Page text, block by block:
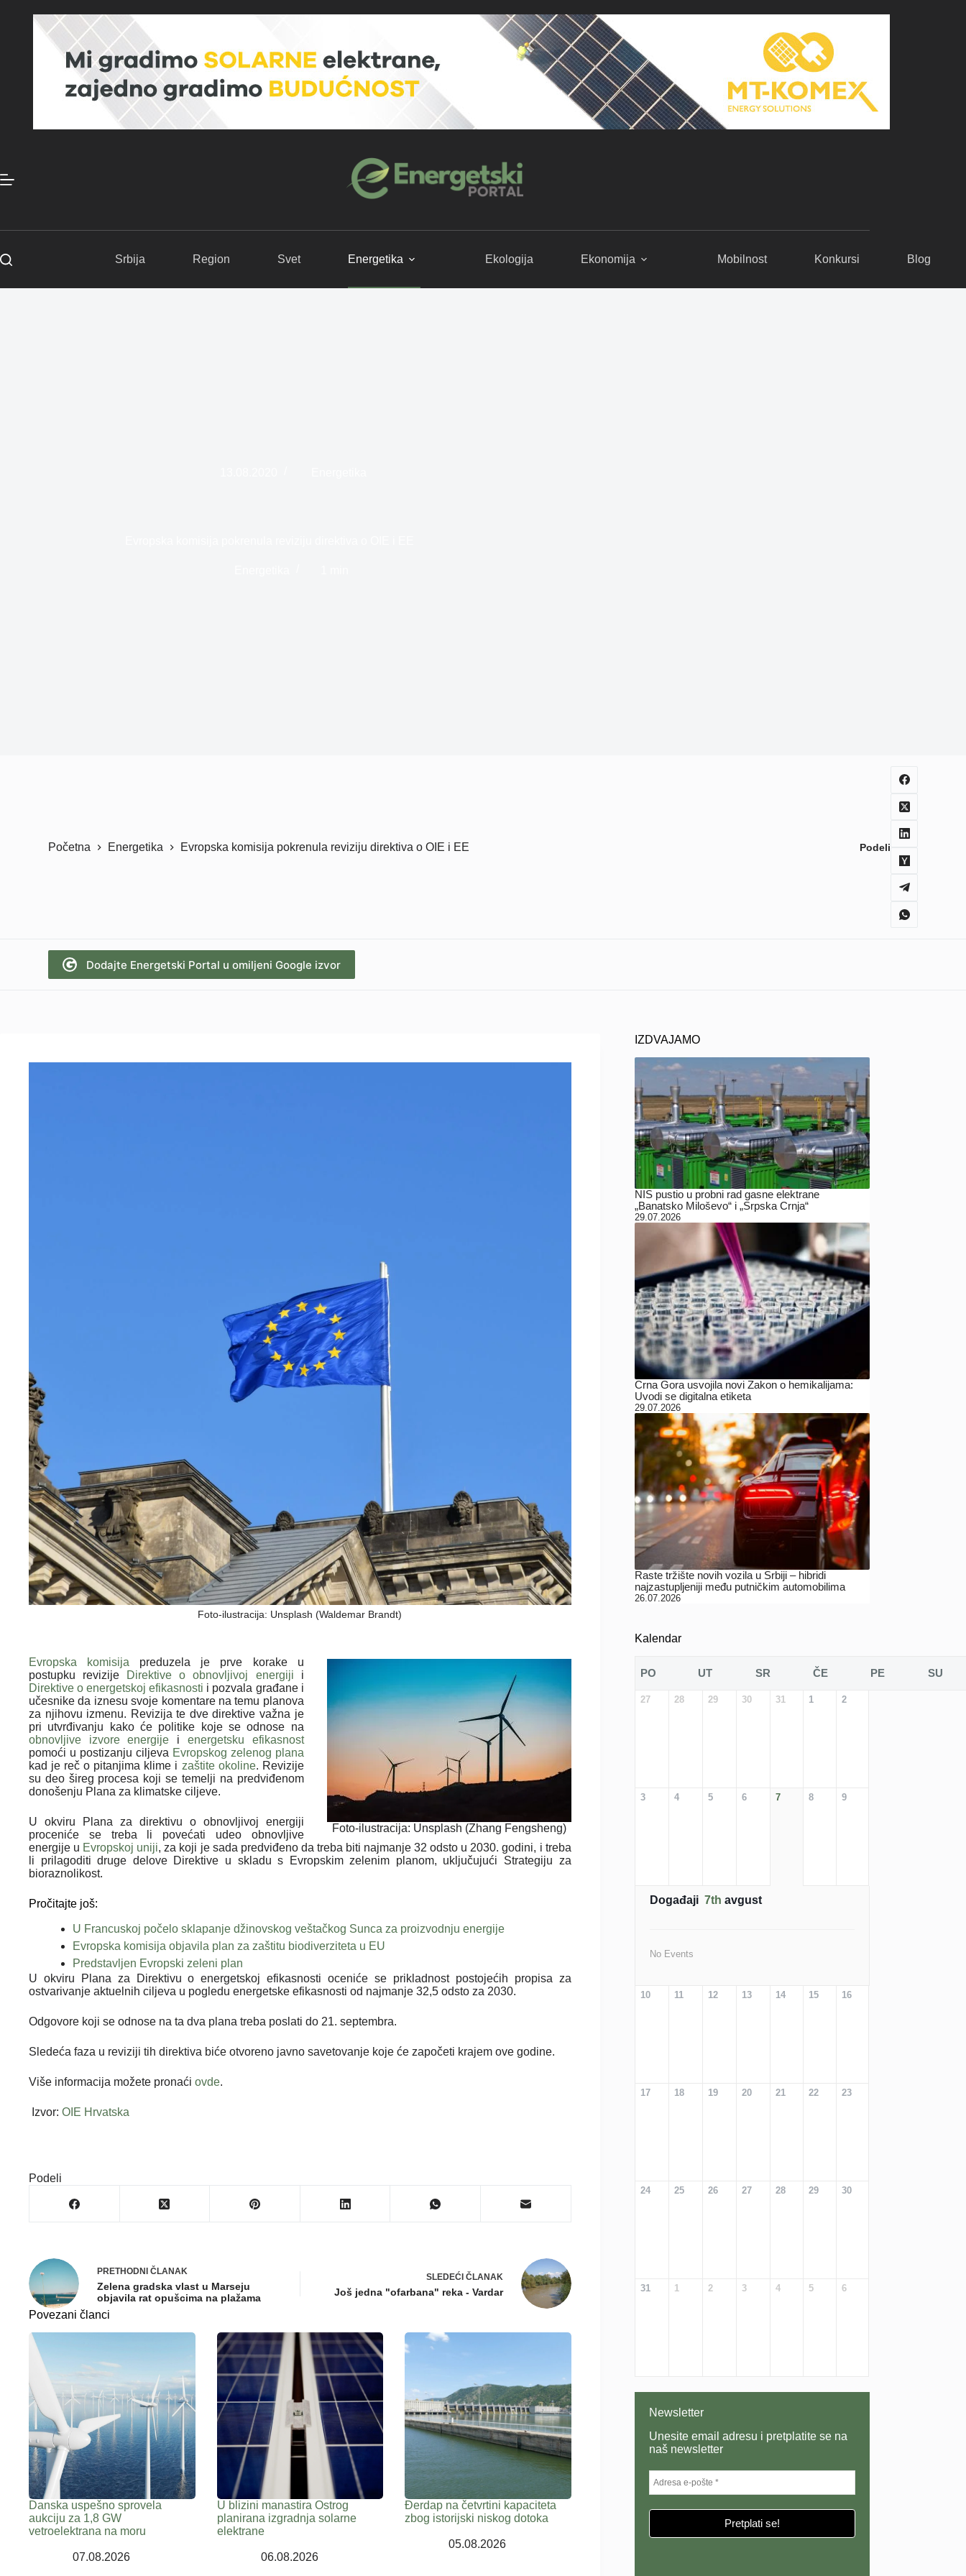
Srbija Region Svet Energetika Ekologija Ekonomija Mobilnost Konkursi Blog
Početna Energetika Evropska komisija pokrenula reviziju direktiva o OIE i EE Podeli
Dodajte Energetski Portal u omiljeni Google izvor
Foto-ilustracija: Unsplash (Waldemar Brandt)
Foto-ilustracija: Unsplash (Zhang Fengsheng)
Evropska komisija preduzela je prve korake u
postupku revizije
Direktive o obnovljivoj energiji i
Direktive o energetskoj efikasnosti i pozvala građane i
učesnike da iznesu svoje komentare na temu planova
za njihovu izmenu. Revizija te dve direktive važna je
pri utvrđivanju kako će politike koje se odnose na
obnovljive izvore energije i energetsku efikasnost
pomoći u postizanju ciljeva Evropskog zelenog plana
kad je reč o pitanjima klime i zaštite okoline. Revizije
su deo šireg procesa koji se temelji na predviđenom
donošenju Plana za klimatske ciljeve.
U okviru Plana za direktivu o obnovljivoj energiji
proceniće se treba li povećati udeo obnovljive
energije u Evropskoj uniji, za koji je sada predviđeno da treba biti najmanje 32 odsto u 2030. godini, i treba
li prilagoditi druge delove Direktive u skladu s Evropskim zelenim planom, uključujući Strategiju za
bioraznolikost.
Pročitajte još:
U Francuskoj počelo sklapanje džinovskog veštačkog Sunca za proizvodnju energije
Evropska komisija objavila plan za zaštitu biodiverziteta u EU
Predstavljen Evropski zeleni plan
U okviru Plana za Direktivu o energetskoj efikasnosti oceniće se prikladnost postojećih propisa za
ostvarivanje aktuelnih ciljeva u pogledu energetske efikasnosti od najmanje 32,5 odsto za 2030.
Odgovore koji se odnose na ta dva plana treba poslati do 21. septembra.
Sledeća faza u reviziji tih direktiva biće otvoreno javno savetovanje koje će započeti krajem ove godine.
Više informacija možete pronaći ovde.
Izvor: OIE Hrvatska
Podeli
PRETHODNI ČLANAK
Zelena gradska vlast u Marseju
objavila rat opušcima na plažama
SLEDEĆI ČLANAK
Još jedna "ofarbana" reka - Vardar
Povezani članci
Danska uspešno sprovela
aukciju za 1,8 GW
vetroelektrana na moru
07.08.2026
U blizini manastira Ostrog
planirana izgradnja solarne
elektrane
06.08.2026
Đerdap na četvrtini kapaciteta
zbog istorijski niskog dotoka
05.08.2026
IZDVAJAMO
NIS pustio u probni rad gasne elektrane
„Banatsko Miloševo“ i „Srpska Crnja“
29.07.2026
Crna Gora usvojila novi Zakon o hemikalijama:
Uvodi se digitalna etiketa
29.07.2026
Raste tržište novih vozila u Srbiji – hibridi
najzastupljeniji među putničkim automobilima
26.07.2026
Kalendar
PO UT SR ČE PE SU
27 28 29 30 31 1 2
3 4 5 6 7 8 9
Događaji 7th avgust
No Events
10 11 12 13 14 15 16
17 18 19 20 21 22 23
24 25 26 27 28 29 30
31 1 2 3 4 5 6
Newsletter
Unesite email adresu i pretplatite se na
naš newsletter